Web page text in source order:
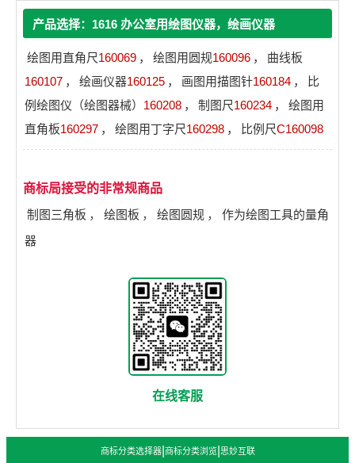
产品选择：1616 办公室用绘图仪器，绘画仪器
绘图用直角尺160069 ， 绘图用圆规160096 ，
曲线板
160107 ， 绘画仪器160125 ， 画图用描图针160184 ，
比
例绘图仪（绘图器械） 160208 ， 制图尺160234 ，
绘图用
直角板160297 ， 绘图用丁字尺160298 ， 比例尺C160098
商标局接受的非常规商品
制图三角板 ， 绘图板 ， 绘图圆规 ，
作为绘图工具的量角
器
在线客服
商标分类选择器| 商标分类浏览| 思妙互联